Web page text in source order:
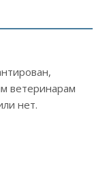
ветеринарам
нет.